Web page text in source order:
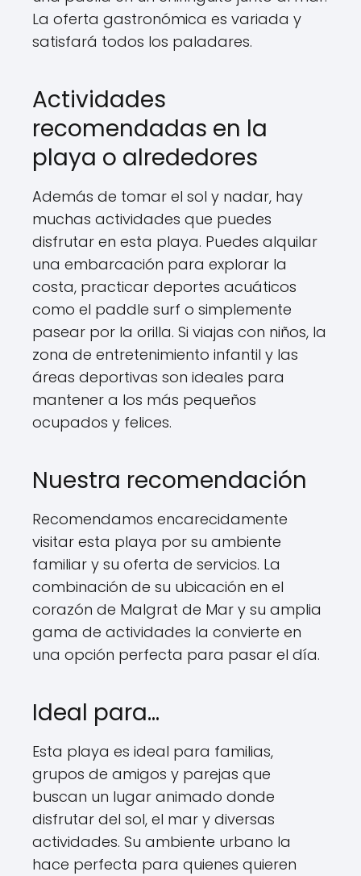
La oferta gastronómica es variada y
satisfará todos los paladares.
Actividades
recomendadas en la
playa o alrededores
Además de tomar el sol y nadar, hay
muchas actividades que puedes
disfrutar en esta playa. Puedes alquilar
una embarcación para explorar la
costa, practicar deportes acuáticos
como el paddle surf o simplemente
pasear por la orilla. Si viajas con niños, la
zona de entretenimiento infantil y las
áreas deportivas son ideales para
mantener a los más pequeños
ocupados y felices.
Nuestra recomendación
Recomendamos encarecidamente
visitar esta playa por su ambiente
familiar y su oferta de servicios. La
combinación de su ubicación en el
corazón de Malgrat de Mar y su amplia
gama de actividades la convierte en
una opción perfecta para pasar el día.
Ideal para…
Esta playa es ideal para familias,
grupos de amigos y parejas que
buscan un lugar animado donde
disfrutar del sol, el mar y diversas
actividades. Su ambiente urbano la
hace perfecta para quienes quieren